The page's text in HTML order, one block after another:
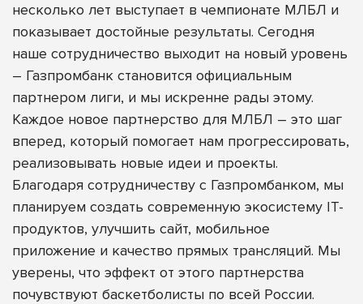
несколько лет выступает в чемпионате МЛБЛ и
показывает достойные результаты. Сегодня
наше сотрудничество выходит на новый уровень
– Газпромбанк становится официальным
партнером лиги, и мы искренне рады этому.
Каждое новое партнерство для МЛБЛ – это шаг
вперед, который помогает нам прогрессировать,
реализовывать новые идеи и проекты.
Благодаря сотрудничеству с Газпромбанком, мы
планируем создать современную экосистему IT-
продуктов, улучшить сайт, мобильное
приложение и качество прямых трансляций. Мы
уверены, что эффект от этого партнерства
почувствуют баскетболисты по всей России.